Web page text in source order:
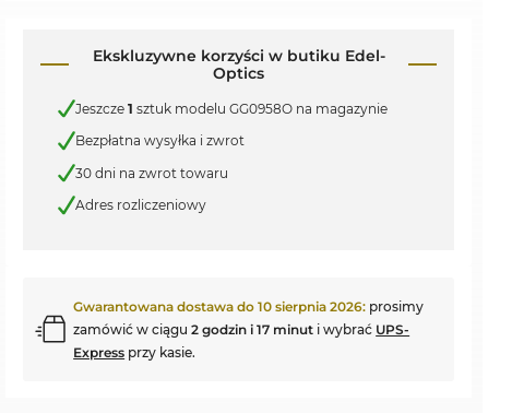
Ekskluzywne korzyści w butiku Edel-
Optics
Jeszcze1 sztuk modelu GG0958O na magazynie
Bezpłatna wysyłka i zwrot
30 dni na zwrot towaru
Adres rozliczeniowy
Gwarantowana dostawa do10 sierpnia 2026: prosimy
zamówić w ciągu2 godzin i 17 minut i wybrać UPS-
Express przy kasie.